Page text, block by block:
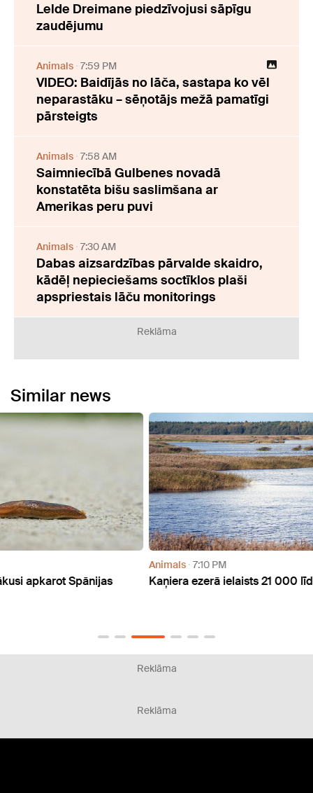
Lelde Dreimane piedzīvojusi sāpīgu
zaudējumu
Animals 7:59 PM
VIDEO: Baidījās no lāča, sastapa ko vēl
neparastāku – sēņotājs mežā pamatīgi
pārsteigts
Animals 7:58 AM
Saimniecībā Gulbenes novadā
konstatēta bišu saslimšana ar
Amerikas peru puvi
Animals 7:30 AM
Dabas aizsardzības pārvalde skaidro,
kādēļ nepieciešams soctīklos plaši
apspriestais lāču monitorings
Reklāma
Similar news
Kaņiera ezerā ielaists 21 000 līdaku mazuļu
Reklāma
Reklāma